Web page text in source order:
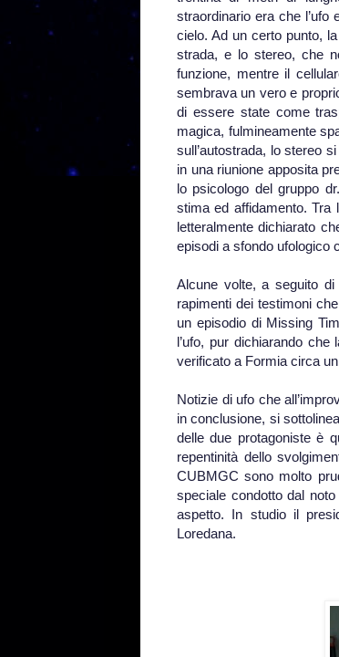
straordinario era che
cielo. Ad un certo punto,
strada, e lo stereo, che
funzione, mentre il
sembrava un vero e
di essere state come
magica, fulmineamente
sull’autostrada, lo stereo
in una riunione apposita
lo psicologo del gruppo
stima ed affidamento. Tra
letteralmente dichiarato
episodi a sfondo ufologico
Alcune volte, a seguito
rapimenti dei testimoni
un episodio di Missing
l’ufo, pur dichiarando
verificato a Formia circa
Notizie di ufo che
in conclusione, si
delle due protagoniste è
repentinità dello
CUBMGC sono molto
speciale condotto dal
aspetto. In studio il
Loredana.